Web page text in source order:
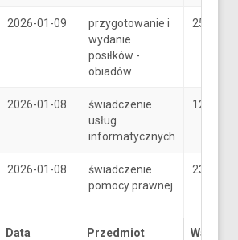
Data
Przedmiot
Wartość
2026-01-09
przygotowanie i
wydanie
posiłków -
obiadów
25
2026-01-08
świadczenie
usług
informatycznych
1250
2026-01-08
świadczenie
pomocy prawnej
2300